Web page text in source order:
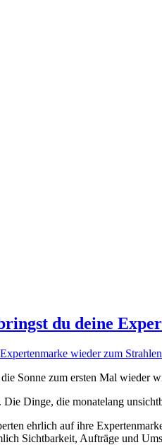
du deine
Sonne zum ersten Mal wieder
Dinge, die monatelang
ehrlich auf ihre
Sichtbarkeit, Aufträge und